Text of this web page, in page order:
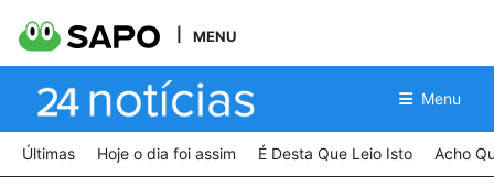
MENU
Menu
Últimas Hoje o dia foi assim É Desta Que Leio Isto Acho